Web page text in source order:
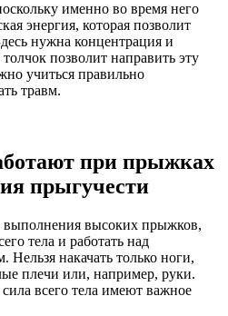
именно во время него
энергия, которая позволит
нужна концентрация и
позволит направить эту
учиться правильно
травм.
при прыжках
прыгучести
выполнения высоких прыжков,
тела и работать над
накачать только ноги,
плечи или, например, руки.
всего тела имеют важное